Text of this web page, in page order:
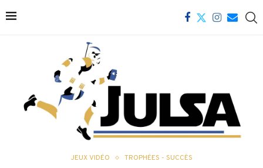
JEUX VIDÉO TROPHÉES - SUCCÈS